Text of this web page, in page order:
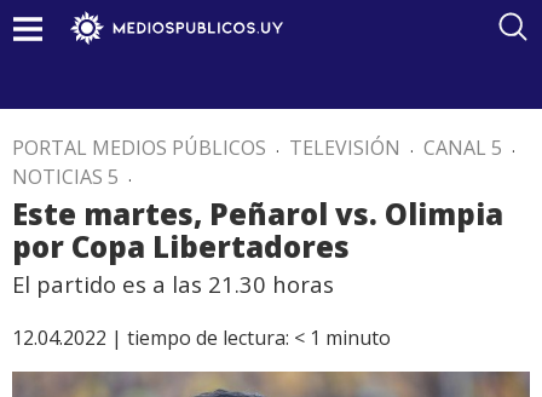
PORTAL MEDIOS PÚBLICOS . TELEVISIÓN . CANAL 5 .
NOTICIAS 5 .
Este martes, Peñarol vs. Olimpia
por Copa Libertadores
El partido es a las 21.30 horas
12.04.2022 | tiempo de lectura: < 1 minuto